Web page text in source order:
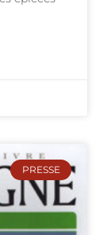
PRESSE